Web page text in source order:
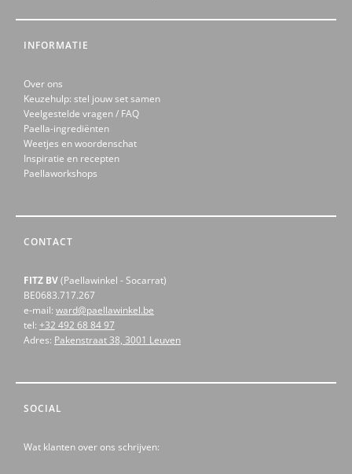
INFORMATIE
Over ons
Keuzehulp: stel jouw set samen
Veelgestelde vragen / FAQ
Paella-ingrediënten
Weetjes en woordenschat
Inspiratie en recepten
Paellaworkshops
CONTACT
FITZ BV(Paellawinkel - Socarrat)
BE0683.717.267
e-mail: ward@paellawinkel.be
tel: +32 492 68 84 97
Adres: Pakenstraat 38, 3001 Leuven
SOCIAL
Wat klanten over ons schrijven: